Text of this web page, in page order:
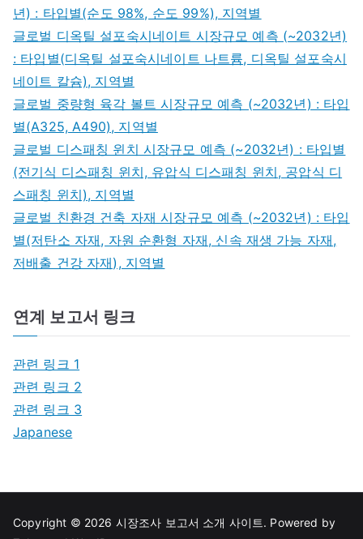
년) : 타입별(순도 98%, 순도 99%), 지역별
글로벌 디옥틸 설포숙시네이트 시장규모 예측 (~2032년)
: 타입별(디옥틸 설포숙시네이트 나트륨, 디옥틸 설포숙시
네이트 칼슘), 지역별
글로벌 중량형 육각 볼트 시장규모 예측 (~2032년) : 타입
별(A325, A490), 지역별
글로벌 디스패칭 윈치 시장규모 예측 (~2032년) : 타입별
(전기식 디스패칭 윈치, 유압식 디스패칭 윈치, 공압식 디
스패칭 윈치), 지역별
글로벌 친환경 건축 자재 시장규모 예측 (~2032년) : 타입
별(저탄소 자재, 자원 순환형 자재, 신속 재생 가능 자재,
저배출 건강 자재), 지역별
연계 보고서 링크
관련 링크 1
관련 링크 2
관련 링크 3
Japanese
Copyright © 2026 시장조사 보고서 소개 사이트. Powered by